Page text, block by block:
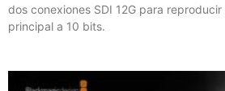
dos conexiones SDI 12G para
principal a 10 bits.